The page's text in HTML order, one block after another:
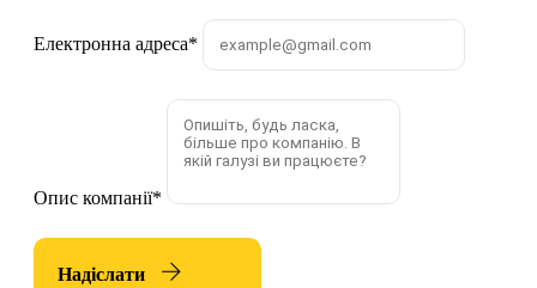
Електронна адреса*
Опис компанії*
Надіслати